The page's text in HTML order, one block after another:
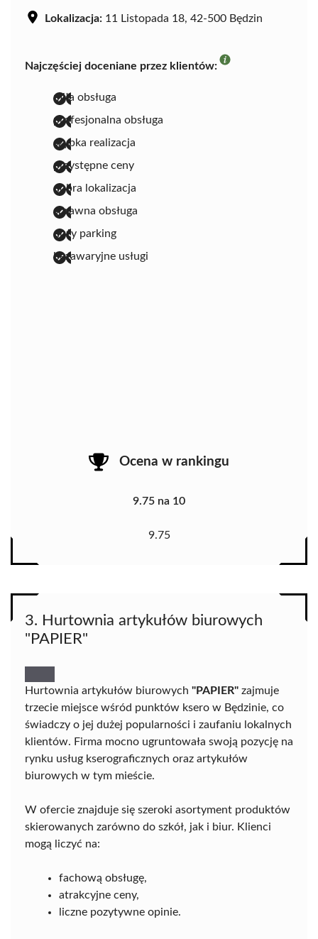
Lokalizacja: 11 Listopada 18, 42-500 Będzin
Najczęściej doceniane przez klientów:
miła obsługa
profesjonalna obsługa
szybka realizacja
przystępne ceny
dobra lokalizacja
sprawna obsługa
duży parking
bezawaryjne usługi
Ocena w rankingu
9.75 na 10
9.75
3. Hurtownia artykułów biurowych
"PAPIER"
Hurtownia artykułów biurowych "PAPIER" zajmuje
trzecie miejsce wśród punktów ksero w Będzinie, co
świadczy o jej dużej popularności i zaufaniu lokalnych
klientów. Firma mocno ugruntowała swoją pozycję na
rynku usług kserograficznych oraz artykułów
biurowych w tym mieście.
W ofercie znajduje się szeroki asortyment produktów
skierowanych zarówno do szkół, jak i biur. Klienci
mogą liczyć na:
fachową obsługę,
atrakcyjne ceny,
liczne pozytywne opinie.